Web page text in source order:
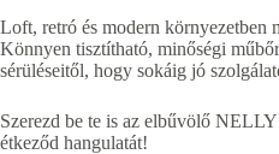
Loft, retró és modern környezetben
Könnyen tisztítható, minőségi
sérüléseitől, hogy sokáig jó
Szerezd be te is az elbűvölő
étkeződ hangulatát!